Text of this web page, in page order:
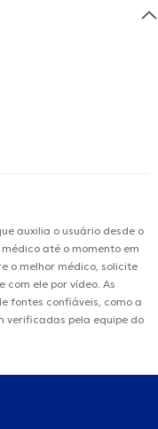
auxilia o usuário desde o
até o momento em
o melhor médico, solicite
ele por vídeo. As
fontes confiáveis, como a
verificadas pela equipe do